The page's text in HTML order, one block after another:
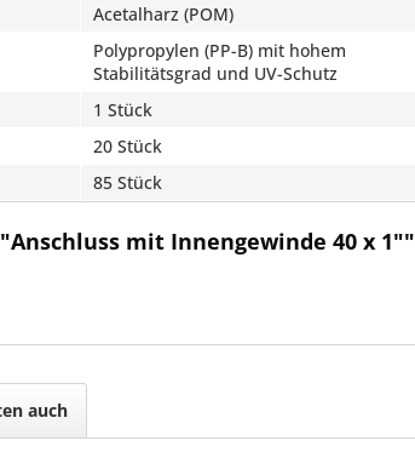
Acetalharz (POM)
Polypropylen (PP-B) mit hohem
Stabilitätsgrad und UV-Schutz
1 Stück
20 Stück
85 Stück
mit Innengewinde 40 x 1""
auch